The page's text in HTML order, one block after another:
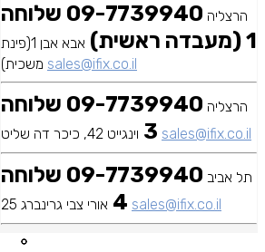
הרצליה
09-7739940 שלוחה
1 (מעבדה ראשית)
אבא אבן 1(פינת
משכית) sales@ifix.co.il
הרצליה
09-7739940 שלוחה
3 וינגייט 42, כיכר דה שליט sales@ifix.co.il
תל אביב
09-7739940 שלוחה
4 אורי צבי גרינברג 25 sales@ifix.co.il